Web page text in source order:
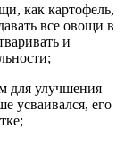
как картофель,
все овощи в
и
для улучшения
усваивался, его